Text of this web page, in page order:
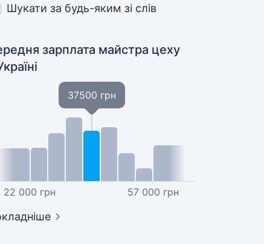
Шукати за будь-яким зі слів
зарплата майстра цеху
22 000 грн
37500 грн
57 000 грн